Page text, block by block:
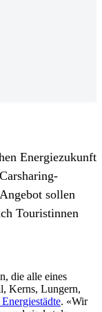
Energiezukunft
sollen
Touristinnen
die alle eines
Kerns, Lungern,
. «Wir